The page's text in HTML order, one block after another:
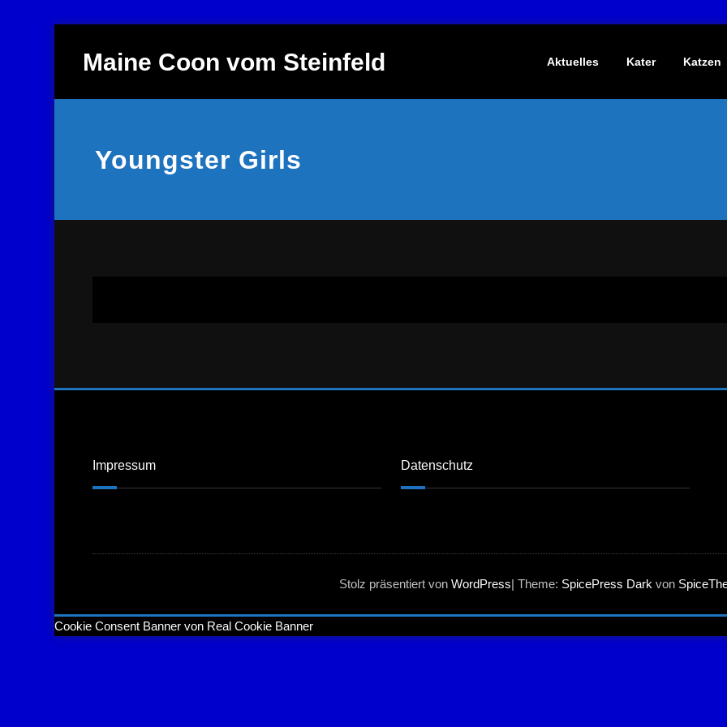
springenMaine Coon vom Steinfeld Aktuelles Kater Katzen
Youngster Girls
Impressum Datenschutz
Stolz präsentiert von WordPress| Theme: SpicePress Dark von
Cookie Consent Banner von Real Cookie Banner